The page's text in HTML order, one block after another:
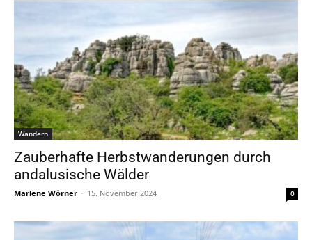
Wandern
Zauberhafte Herbstwanderungen durch
andalusische Wälder
Marlene Wörner - 15. November 2024 0